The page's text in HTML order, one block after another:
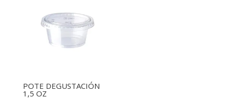
POTE DEGUSTACIÓN
1,5 OZ